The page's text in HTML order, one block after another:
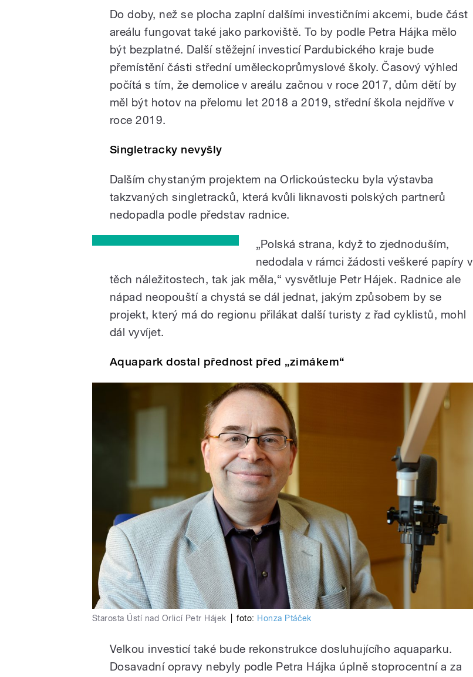
Do doby, než se plocha zaplní dalšími investičními akcemi, bude část
areálu fungovat také jako parkoviště. To by podle Petra Hájka mělo
být bezplatné. Další stěžejní investicí Pardubického kraje bude
přemístění části střední uměleckoprůmyslové školy. Časový výhled
počítá s tím, že demolice v areálu začnou v roce 2017, dům dětí by
měl být hotov na přelomu let 2018 a 2019, střední škola nejdříve v
roce 2019.
Singletracky nevyšly
Dalším chystaným projektem na Orlickoústecku byla výstavba
takzvaných singletracků, která kvůli liknavosti polských partnerů
nedopadla podle představ radnice.
„Polská strana, když to zjednoduším,
nedodala v rámci žádosti veškeré papíry v
těch náležitostech, tak jak měla,“ vysvětluje Petr Hájek. Radnice ale
nápad neopouští a chystá se dál jednat, jakým způsobem by se
projekt, který má do regionu přilákat další turisty z řad cyklistů, mohl
dál vyvíjet.
Aquapark dostal přednost před „zimákem“
Starosta Ústí nad Orlicí Petr Hájek foto: Honza Ptáček
Velkou investicí také bude rekonstrukce dosluhujícího aquaparku.
Dosavadní opravy nebyly podle Petra Hájka úplně stoprocentní a za